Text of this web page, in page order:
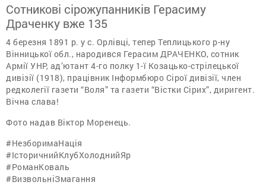
Сотникові сірожупанників Герасиму
Драченку вже 135
4 березня 1891 р. у с. Орлівці, тепер Теплицького р-ну
Вінницької обл., народився Герасим ДРАЧЕНКО, сотник
Армії УНР, ад’ютант 4-го полку 1-ї Козацько-стрілецької
дивізії (1918), працівник Інформбюро Сірої дивізії, член
редколегії газети “Воля” та газети “Вістки Сірих”, диригент.
Вічна слава!
Фото надав Віктор Моренець.
#НезборимаНація
#ІсторичнийКлубХолоднийЯр
#РоманКоваль
#ВизвольніЗмагання